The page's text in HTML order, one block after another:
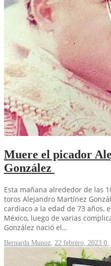
Muere el picador
González
Esta mañana alrededor de las
toros Alejandro Martínez
cardiaco a la edad de 73 años,
México, luego de varias
González nació el…
Bernarda Munoz 22 febrero, 2023 0